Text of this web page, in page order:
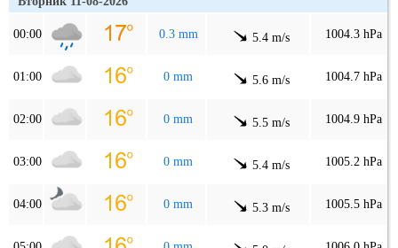
00:00 0.3 mm 5.4 m/s 1004.3 hPa
01:00 0 mm 5.6 m/s 1004.7 hPa
02:00 0 mm 5.5 m/s 1004.9 hPa
03:00 0 mm 5.4 m/s 1005.2 hPa
04:00 0 mm 5.3 m/s 1005.5 hPa